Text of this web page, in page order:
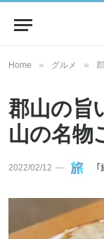
Home » グルメ »
郡山の旨
山の名物
2022/02/12 ｢